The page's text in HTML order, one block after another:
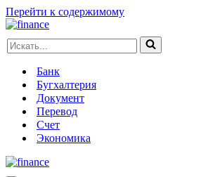
Перейти к содержимому
Искать...
Банк
Бугхалтерия
Документ
Перевод
Счет
Экономика